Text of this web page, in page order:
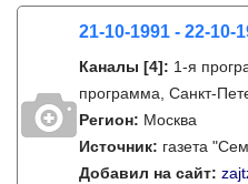
21-10-1991 - 22-10-
Каналы [4]: 1-я
программа, Санкт-
Регион: Москва
Источник: газета
Добавил на сайт: